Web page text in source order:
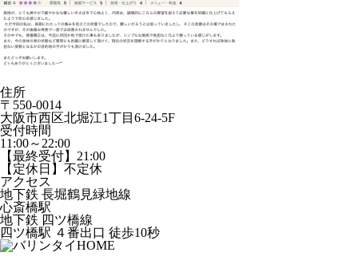
住所
〒550-0014
大阪市西区北堀江1丁目6-24-5F
受付時間
11:00～22:00
【最終受付】21:00
【定休日】不定休
アクセス
地下鉄 長堀鶴見緑地線
心斎橋駅
地下鉄 四ツ橋線
四ツ橋駅 ４番出口 徒歩10秒